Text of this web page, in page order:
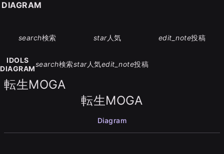
search検索 star人気 edit_note投稿
IDOLS
DIAGRAM
search検索star人気edit_note投稿
転生MOGA
転生MOGA
Diagram